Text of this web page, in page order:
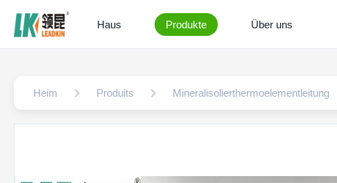
Haus Produkte Über uns
Heim Produits Mineralisolierthermoelementleitung